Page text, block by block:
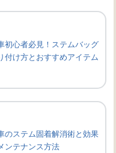
初心者必見！ステムバッグ
付け方とおすすめアイテム
のステム固着解消術と効果
ンテナンス方法